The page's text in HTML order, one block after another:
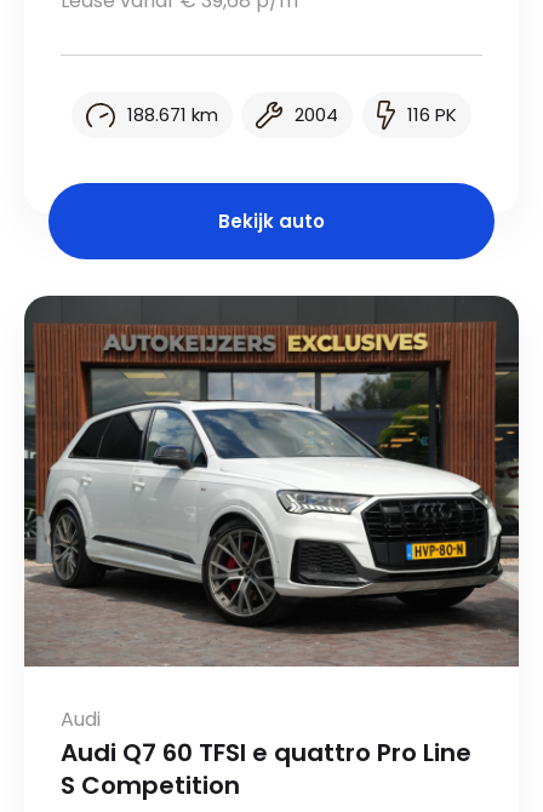
188.671 km 2004 116 PK
Bekijk auto
Audi
Audi Q7 60 TFSI e quattro Pro Line
S Competition